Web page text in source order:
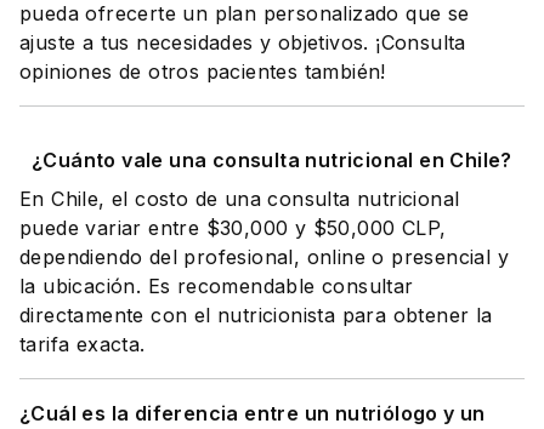
pueda ofrecerte un plan personalizado que se
ajuste a tus necesidades y objetivos. ¡Consulta
opiniones de otros pacientes también!
¿Cuánto vale una consulta nutricional en Chile?
En Chile, el costo de una consulta nutricional
puede variar entre $30,000 y $50,000 CLP,
dependiendo del profesional, online o presencial y
la ubicación. Es recomendable consultar
directamente con el nutricionista para obtener la
tarifa exacta.
¿Cuál es la diferencia entre un nutriólogo y un